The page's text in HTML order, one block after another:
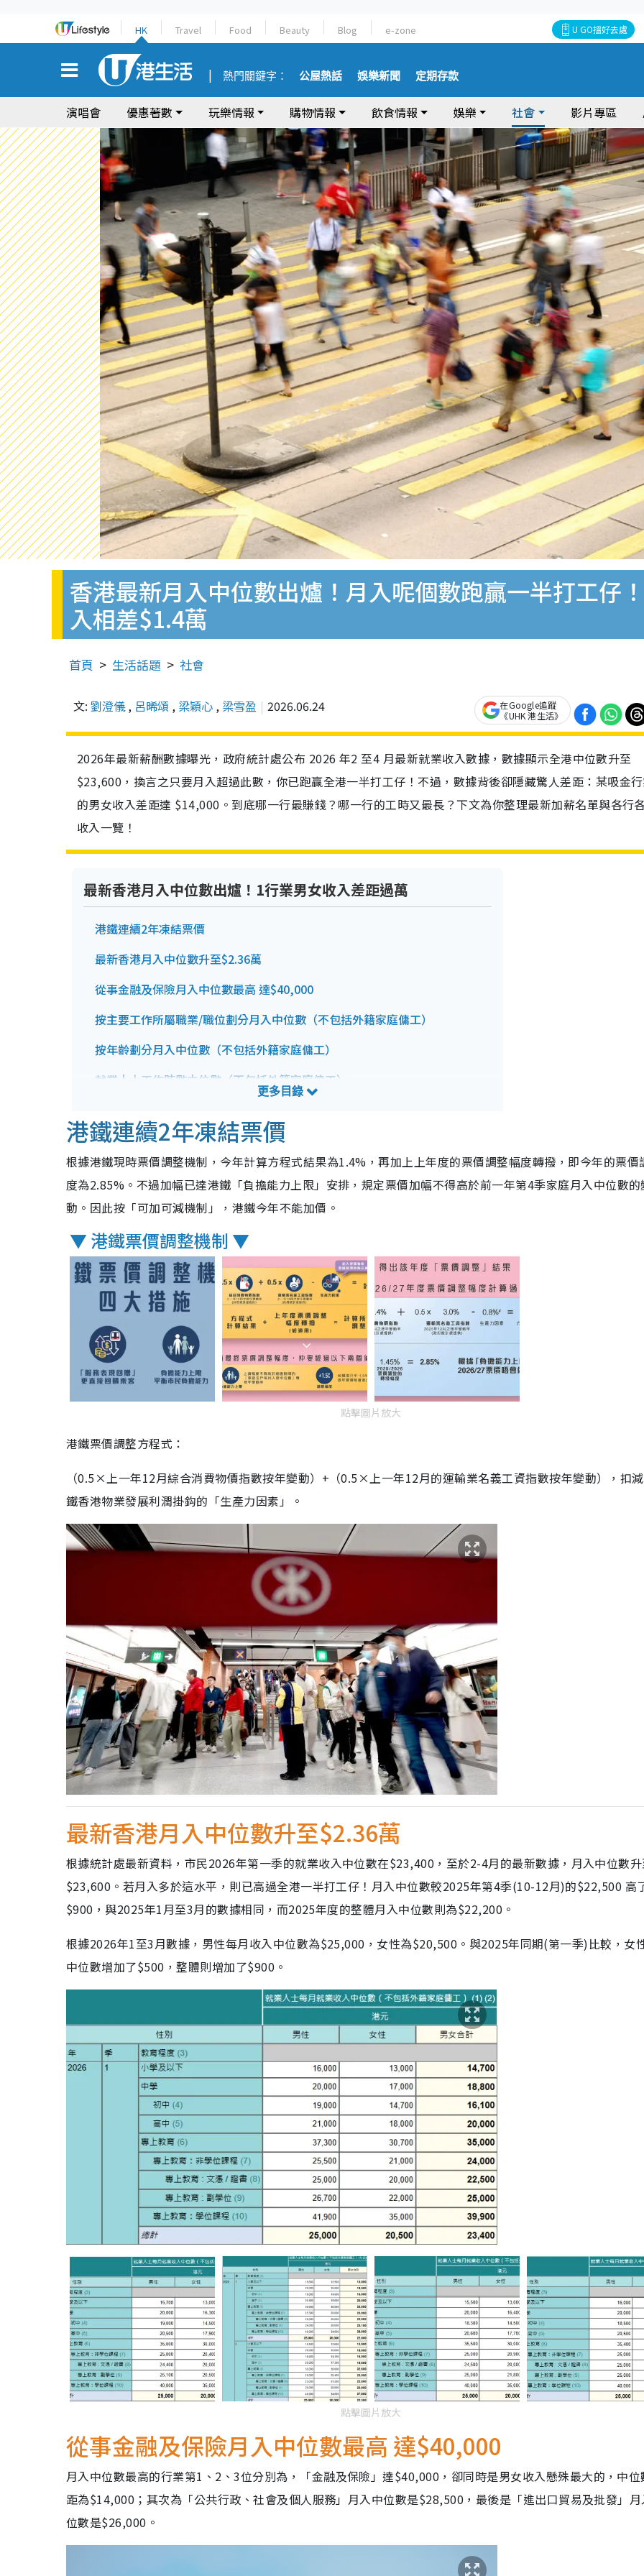
HK Travel Food Beauty Blog e-zone U GO搵好去處
熱門關鍵字： 公屋熱話 娛樂新聞 定期存款
演唱會 優惠著數 玩樂情報 購物情報 飲食情報 娛樂 社會 影片專區
香港最新月入中位數出爐！月入呢個數跑贏一半打工仔
入相差$1.4萬
首頁 生活話題 社會
文: 劉澄儀, 呂晞頌 , 梁穎心 , 梁雪盈 2026.06.24
在Google追蹤
《UHK 港生活》
2026年最新薪酬數據曝光，政府統計處公布 2026 年2 至4 月最新就業收入數據，數據顯示全港中位數升至
$23,600，換言之只要月入超過此數，你已跑贏全港一半打工仔！不過，數據背後卻隱藏驚人差距：某吸金
的男女收入差距達 $14,000。到底哪一行最賺錢？哪一行的工時又最長？下文為你整理最新加薪名單與各行
收入一覽！
最新香港月入中位數出爐！1行業男女收入差距過萬
港鐵連續2年凍結票價
最新香港月入中位數升至$2.36萬
從事金融及保險月入中位數最高 達$40,000
按主要工作所屬職業/職位劃分月入中位數（不包括外籍家庭傭工）
按年齡劃分月入中位數（不包括外籍家庭傭工）
就業人士工作時數中位數（不包括外籍家庭傭工）
港鐵連續2年凍結票價
根據港鐵現時票價調整機制，今年計算方程式結果為1.4%，再加上上年度的票價調整幅度轉撥，即今年的票價
度為2.85%。不過加幅已達港鐵「負擔能力上限」安排，規定票價加幅不得高於前一年第4季家庭月入中位數的
動。因此按「可加可減機制」，港鐵今年不能加價。
▼ 港鐵票價調整機制 ▼
點擊圖片放大
港鐵票價調整方程式：
（0.5×上一年12月綜合消費物價指數按年變動）+（0.5×上一年12月的運輸業名義工資指數按年變動），扣
鐵香港物業發展利潤掛鈎的「生產力因素」。
最新香港月入中位數升至$2.36萬
根據統計處最新資料，市民2026年第一季的就業收入中位數在$23,400，至於2-4月的最新數據，月入中位數
$23,600。若月入多於這水平，則已高過全港一半打工仔！月入中位數較2025年第4季(10-12月)的$22,500 高
$900，與2025年1月至3月的數據相同，而2025年度的整體月入中位數則為$22,200。
根據2026年1至3月數據，男性每月收入中位數為$25,000，女性為$20,500。與2025年同期(第一季)比較，女
中位數增加了$500，整體則增加了$900。
點擊圖片放大
從事金融及保險月入中位數最高 達$40,000
月入中位數最高的行業第1、2、3位分別為，「金融及保險」達$40,000，卻同時是男女收入懸殊最大的，中位
距為$14,000；其次為「公共行政、社會及個人服務」月入中位數是$28,500，最後是「進出口貿易及批發」
位數是$26,000。